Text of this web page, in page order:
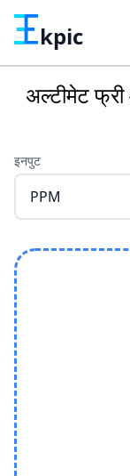
kpic
अल्टीमेट
इनपुट
PPM